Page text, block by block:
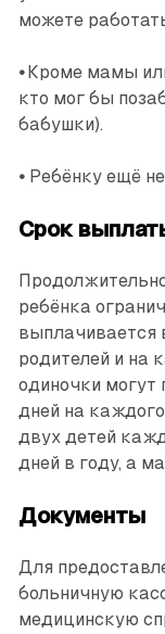
можете
• Кроме мамы
кто мог бы
бабушки).
• Ребёнку ещё
Срок
ребёнка
выплачивается
родителей и на
одиночки могут
дней на
двух детей
дней в году, а
Документы
Для
больничную
медицинскую